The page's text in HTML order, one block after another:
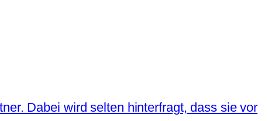
Dabei wird selten hinterfragt, dass sie vor